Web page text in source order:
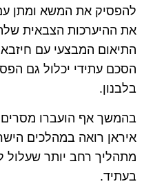
להפסיק את המשא ומתן
את ההיערכות הצבאית
התיאום המבצעי עם
הסכם עתידי יכלול גם
בלבנון.
בהמשך אף הועברו
איראן רואה במהלכים
מתהליך רחב יותר שעלול
בעתיד.